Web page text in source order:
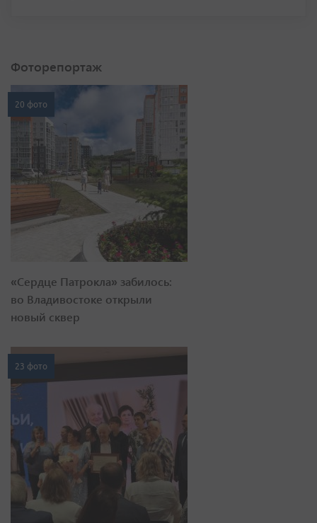
Фоторепортаж
20 фото
«Сердце Патрокла» забилось:
во Владивостоке открыли
новый сквер
23 фото